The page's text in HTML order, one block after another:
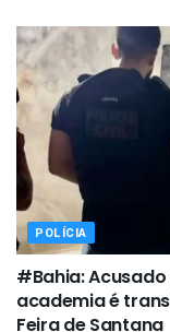
POLÍCIA
#Bahia:
academia é
Feira de Santana